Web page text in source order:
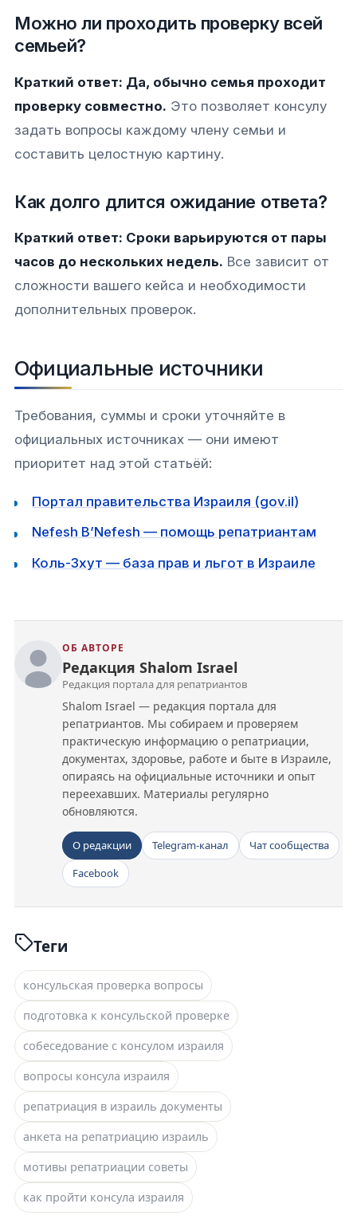
Можно ли проходить проверку всей
семьей?
Краткий ответ: Да, обычно семья проходит
проверку совместно. Это позволяет консулу
задать вопросы каждому члену семьи и
составить целостную картину.
Как долго длится ожидание ответа?
Краткий ответ: Сроки варьируются от пары
часов до нескольких недель. Все зависит от
сложности вашего кейса и необходимости
дополнительных проверок.
Официальные источники
Требования, суммы и сроки уточняйте в
официальных источниках — они имеют
приоритет над этой статьёй:
Портал правительства Израиля (gov.il)
Nefesh B’Nefesh — помощь репатриантам
Коль-Зхут — база прав и льгот в Израиле
ОБ АВТОРЕ
Редакция Shalom Israel
Редакция портала для репатриантов
Shalom Israel — редакция портала для
репатриантов. Мы собираем и проверяем
практическую информацию о репатриации,
документах, здоровье, работе и быте в Израиле,
опираясь на официальные источники и опыт
переехавших. Материалы регулярно
обновляются.
О редакции Telegram-канал
Чат сообщества
Facebook
Теги
консульская проверка вопросы
подготовка к консульской проверке
собеседование с консулом израиля
вопросы консула израиля
репатриация в израиль документы
анкета на репатриацию израиль
мотивы репатриации советы
как пройти консула израиля